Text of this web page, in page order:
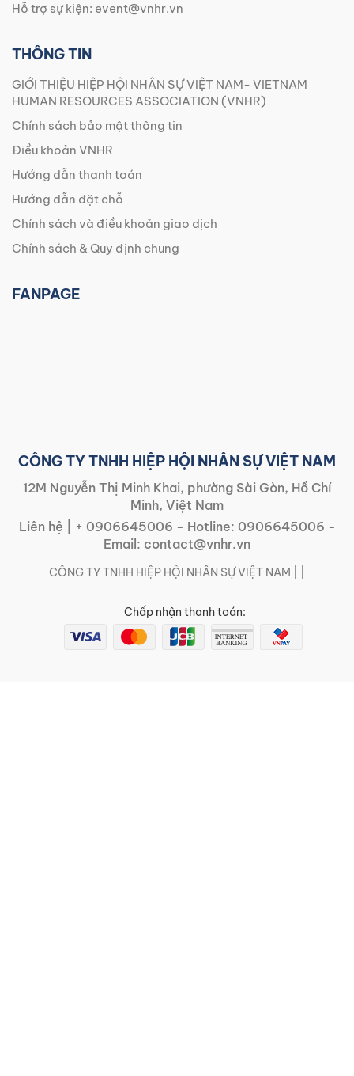
Hỗ trợ sự kiện: event@vnhr.vn
THÔNG TIN
GIỚI THIỆU HIỆP HỘI NHÂN SỰ VIỆT NAM- VIETNAM
HUMAN RESOURCES ASSOCIATION (VNHR)
Chính sách bảo mật thông tin
Điều khoản VNHR
Hướng dẫn thanh toán
Hướng dẫn đặt chỗ
Chính sách và điều khoản giao dịch
Chính sách & Quy định chung
FANPAGE
CÔNG TY TNHH HIỆP HỘI NHÂN SỰ VIỆT NAM
12M Nguyễn Thị Minh Khai, phường Sài Gòn, Hồ Chí
Minh, Việt Nam
Liên hệ |
+ 0906645006 - Hotline: 0906645006 -
Email: contact@vnhr.vn
CÔNG TY TNHH HIỆP HỘI NHÂN SỰ VIỆT NAM | |
Chấp nhận thanh toán: